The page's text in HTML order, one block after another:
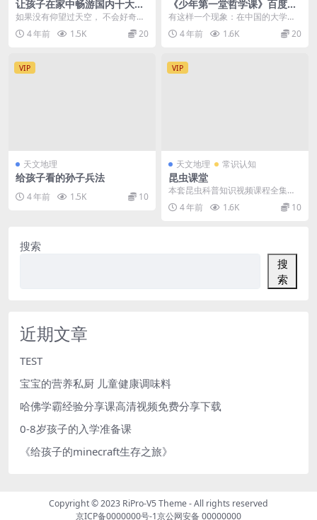
让孩子在家中畅游国内十大名
校
如果没有仰望过天空， 不会好奇为
何会风卷云涌，月卷云舒； 如果没
有眺望过大海， ...
4 年前 1.5K 20
《少年第一堂哲学课》百度网
盘高清视频课程
有这样一个现象：在中国的大学课
堂上，老师提出问题，能站出来积
极回答问题的，总是这...
4 年前 1.6K 20
VIP
天文地理
给孩子看的孙子兵法
4 年前 1.5K 10
VIP
天文地理 常识认知
昆虫课堂
本套昆虫科普知识视频课程全集，
共10讲，由ahaschool教育机构出
品。课程素...
4 年前 1.6K 10
搜索
搜
索
近期文章
TEST
宝宝的营养私厨 儿童健康调味料
哈佛学霸经验分享课高清视频免费分享下载
0-8岁孩子的入学准备课
《给孩子的minecraft生存之旅》
Copyright © 2023 RiPro-V5 Theme- All rights reserved
京ICP备0000000号-1京公网安备 00000000